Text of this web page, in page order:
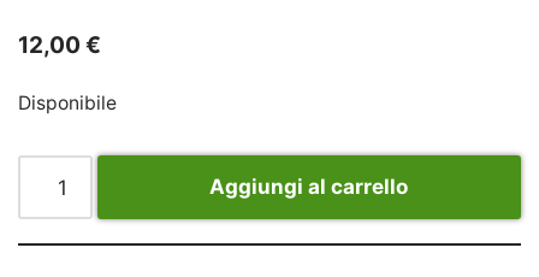
12,00 €
Disponibile
Aggiungi al carrello